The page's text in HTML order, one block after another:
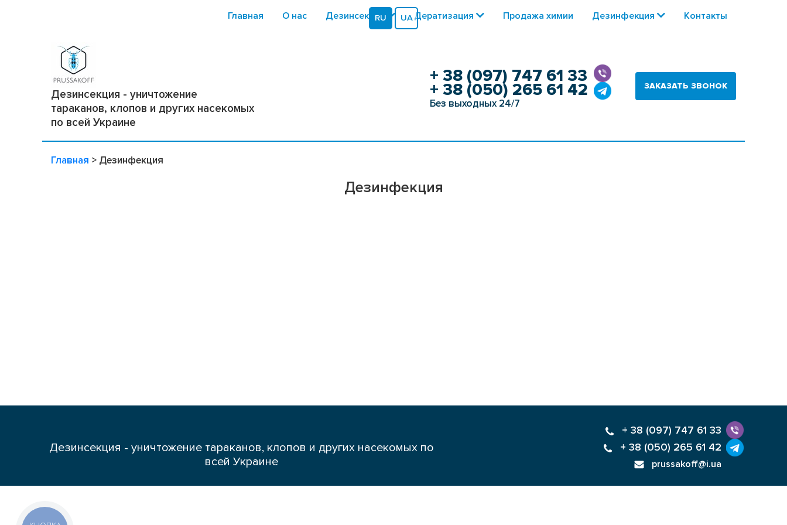
RU UA
Дезинсекция - уничтожение
тараканов, клопов и других насекомых
по всей Украине
Главная О нас Дезинсекция Дератизация Продажа химии Дезинфекция Контакты
+ 38 (097) 747 61 33
+ 38 (050) 265 61 42
Без выходных 24/7
ЗАКАЗАТЬ ЗВОНОК
Главная > Дезинфекция
Дезинфекция
Дезинсекция - уничтожение тараканов, клопов и других насекомых по
всей Украине
+ 38 (097) 747 61 33
+ 38 (050) 265 61 42
prussakoff@i.ua